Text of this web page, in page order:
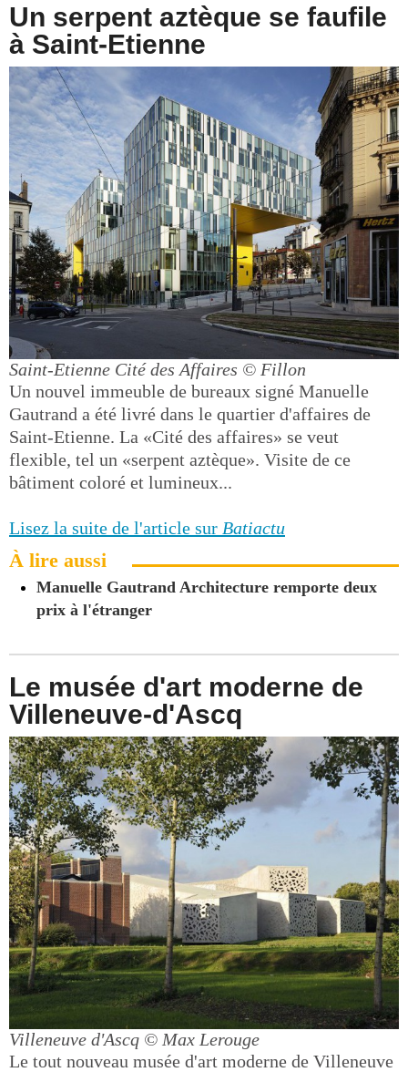
Un serpent aztèque se faufile
à Saint-Etienne
Saint-Etienne Cité des Affaires © Fillon
Un nouvel immeuble de bureaux signé Manuelle
Gautrand a été livré dans le quartier d'affaires de
Saint-Etienne. La «Cité des affaires» se veut
flexible, tel un «serpent aztèque». Visite de ce
bâtiment coloré et lumineux...
Lisez la suite de l'article sur Batiactu
À lire aussi
Manuelle Gautrand Architecture remporte deux
prix à l'étranger
Le musée d'art moderne de
Villeneuve-d'Ascq
Villeneuve d'Ascq © Max Lerouge
Le tout nouveau musée d'art moderne de Villeneuve